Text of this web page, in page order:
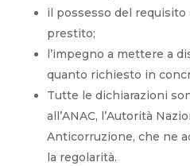
il possesso del requisito
prestito;
l’impegno a mettere a
quanto richiesto in
Tutte le dichiarazioni
all’ANAC, l’Autorità
Anticorruzione, che ne
la regolarità.